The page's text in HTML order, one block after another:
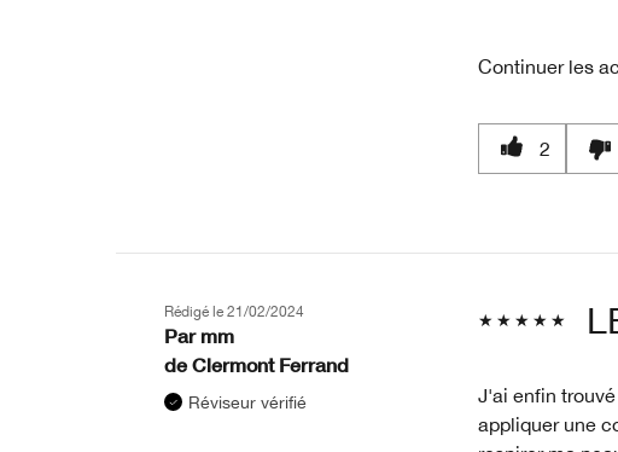
Continuer les
2
Rédigé le 21/02/2024
Par mm
de Clermont Ferrand
Réviseur vérifié
J'ai enfin
appliquer une